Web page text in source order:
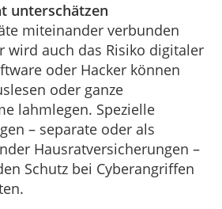
unterschätzen
miteinander verbunden
wird auch das Risiko digitaler
oder Hacker können
oder ganze
lahmlegen. Spezielle
– separate oder als
Hausratversicherungen –
Schutz bei Cyberangriffen